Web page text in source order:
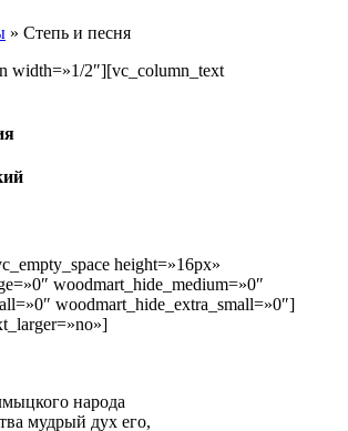
» Степь и песня
width=»1/2″][vc_column_text
height=»16px»
woodmart_hide_medium=»0″
woodmart_hide_extra_small=»0″]
народа
мудрый дух его,